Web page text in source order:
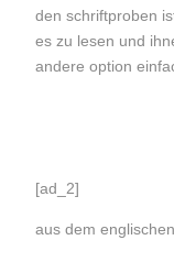
den schriftproben
es zu lesen und
andere option
[ad_2]
aus dem